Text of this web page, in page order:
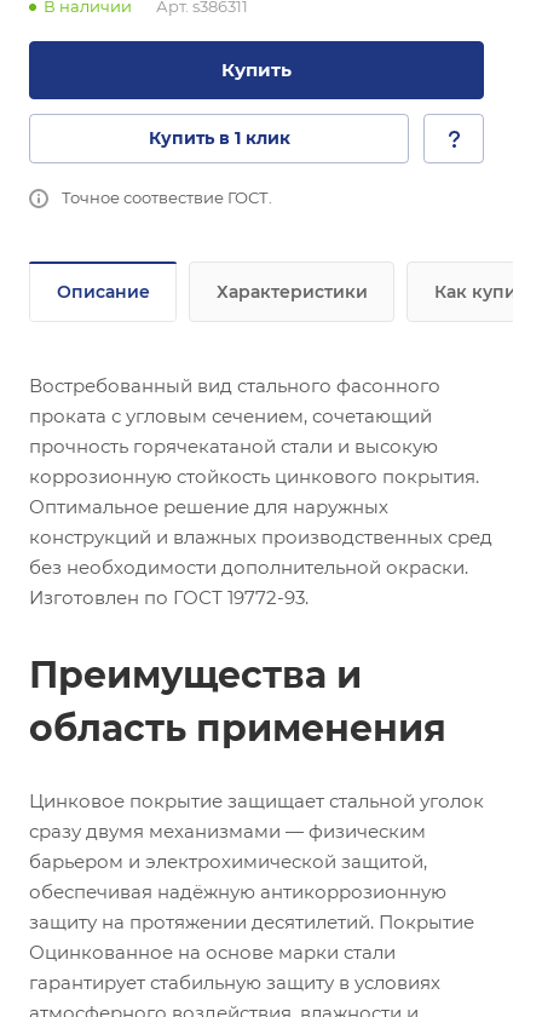
В наличии Арт. s386311
Купить
Купить в 1 клик
Точное соотвествие ГОСТ.
Описание Характеристики Как купить
Востребованный вид стального фасонного
проката с угловым сечением, сочетающий
прочность горячекатаной стали и высокую
коррозионную стойкость цинкового покрытия.
Оптимальное решение для наружных
конструкций и влажных производственных сред
без необходимости дополнительной окраски.
Изготовлен по ГОСТ 19772-93.
Преимущества и
область применения
Цинковое покрытие защищает стальной уголок
сразу двумя механизмами — физическим
барьером и электрохимической защитой,
обеспечивая надёжную антикоррозионную
защиту на протяжении десятилетий. Покрытие
Оцинкованное на основе марки стали
гарантирует стабильную защиту в условиях